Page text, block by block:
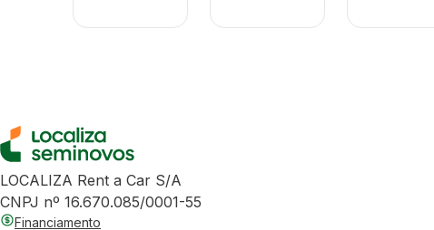
LOCALIZA Rent a Car S/A
CNPJ nº 16.670.085/0001-55
Financiamento